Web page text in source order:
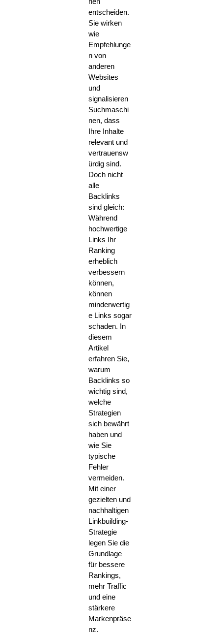
nen
entscheiden.
Sie wirken
wie
Empfehlunge
n von
anderen
Websites
und
signalisieren
Suchmaschi
nen, dass
Ihre Inhalte
relevant und
vertrauensw
ürdig sind.
Doch nicht
alle
Backlinks
sind gleich:
Während
hochwertige
Links Ihr
Ranking
erheblich
verbessern
können,
können
minderwertig
e Links sogar
schaden. In
diesem
Artikel
erfahren Sie,
warum
Backlinks so
wichtig sind,
welche
Strategien
sich bewährt
haben und
wie Sie
typische
Fehler
vermeiden.
Mit einer
gezielten und
nachhaltigen
Linkbuilding-
Strategie
legen Sie die
Grundlage
für bessere
Rankings,
mehr Traffic
und eine
stärkere
Markenpräse
nz.